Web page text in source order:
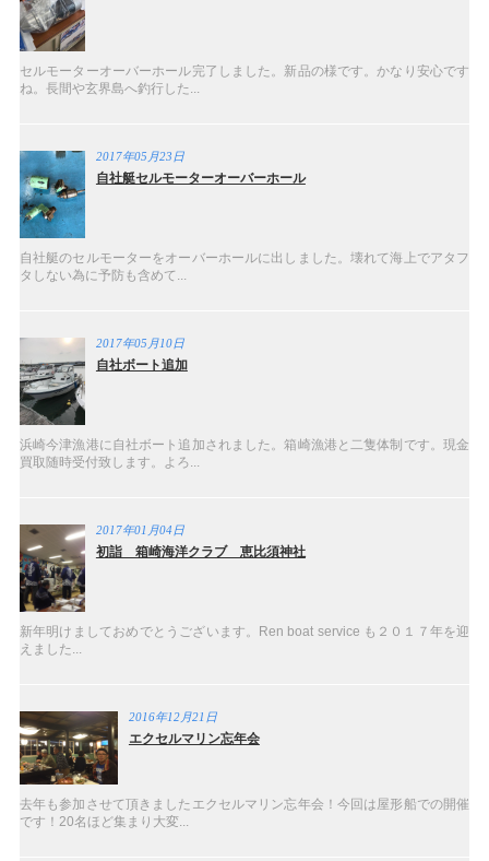
セルモーターオーバーホール完了しました。新品の様です。かなり安心です
ね。長間や玄界島へ釣行した...
2017年05月23日
自社艇セルモーターオーバーホール
自社艇のセルモーターをオーバーホールに出しました。壊れて海上でアタフ
タしない為に予防も含めて...
2017年05月10日
自社ボート追加
浜崎今津漁港に自社ボート追加されました。箱崎漁港と二隻体制です。現金
買取随時受付致します。よろ...
2017年01月04日
初詣 箱崎海洋クラブ 恵比須神社
新年明けましておめでとうございます。Ren boat service も２０１７年を迎
えました...
2016年12月21日
エクセルマリン忘年会
去年も参加させて頂きましたエクセルマリン忘年会！今回は屋形船での開催
です！20名ほど集まり大変...